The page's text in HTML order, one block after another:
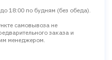
18:00 по будням (без обеда).
самовывоза не
заказа и
менеджером.